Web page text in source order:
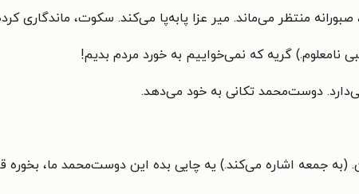
منتظر می‌ماند. میر عزا پابه‌پا می‌کند. سکوت، ماندگاری
نامعلوم.) گریه که نمی‌خواییم به خورد مردم بدیم!
دوست‌محمد تکانی به خود می‌دهد.
(به جمعه اشاره می‌کند.) یه چایی بده این دوست‌محمد ما، بخوره